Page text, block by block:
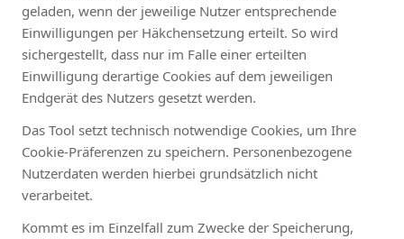
geladen, wenn der jeweilige Nutzer entsprechende
Einwilligungen per Häkchensetzung erteilt. So wird
sichergestellt, dass nur im Falle einer erteilten
Einwilligung derartige Cookies auf dem jeweiligen
Endgerät des Nutzers gesetzt werden.
Das Tool setzt technisch notwendige Cookies, um Ihre
Cookie-Präferenzen zu speichern. Personenbezogene
Nutzerdaten werden hierbei grundsätzlich nicht
verarbeitet.
Kommt es im Einzelfall zum Zwecke der Speicherung,